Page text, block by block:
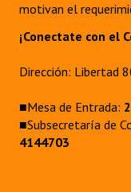
motivan el
¡Conectate con el
Dirección: Libertad
■Mesa de Entrada:
■Subsecretaría de
4144703